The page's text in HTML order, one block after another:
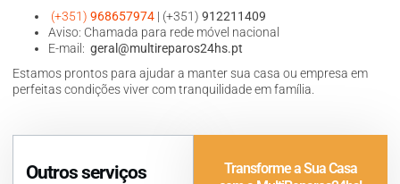
(+351) 968657974 | (+351) 912211409
Aviso: Chamada para rede móvel nacional
E-mail: geral@multireparos24hs.pt
Estamos prontos para ajudar a manter sua casa ou empresa em
perfeitas condições viver com tranquilidade em família.
Outros serviços
Transforme a Sua Casa